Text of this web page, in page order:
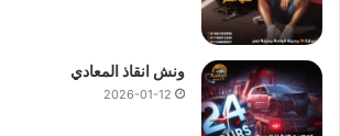
ونش انقاذ المعادي
2026-01-12